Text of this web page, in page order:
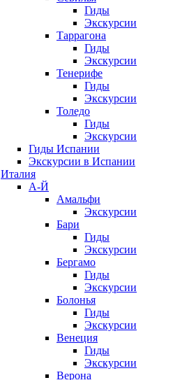
Гиды
Экскурсии
Таррагона
Гиды
Экскурсии
Тенерифе
Гиды
Экскурсии
Толедо
Гиды
Экскурсии
Гиды Испании
Экскурсии в Испании
Италия
А-Й
Амальфи
Экскурсии
Бари
Гиды
Экскурсии
Бергамо
Гиды
Экскурсии
Болонья
Гиды
Экскурсии
Венеция
Гиды
Экскурсии
Верона